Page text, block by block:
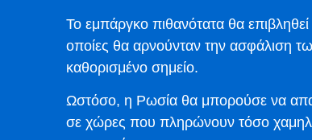
Το εμπάργκο πιθανότατα θα επιβληθεί
οποίες θα αρνούνταν την ασφάλιση
καθορισμένο σημείο.
Ωστόσο, η Ρωσία θα μπορούσε να
σε χώρες που πληρώνουν τόσο